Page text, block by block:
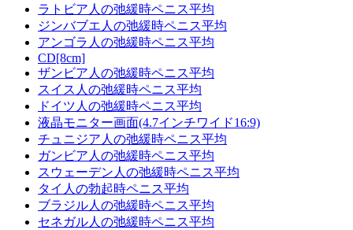
ラトビア人の弛緩時ペニス平均
ジンバブエ人の弛緩時ペニス平均
アンゴラ人の弛緩時ペニス平均
CD[8cm]
ザンビア人の弛緩時ペニス平均
スイス人の弛緩時ペニス平均
ドイツ人の弛緩時ペニス平均
液晶モニター画面(4.7インチワイド16:9)
チュニジア人の弛緩時ペニス平均
ガンビア人の弛緩時ペニス平均
スウェーデン人の弛緩時ペニス平均
タイ人の勃起時ペニス平均
ブラジル人の弛緩時ペニス平均
セネガル人の弛緩時ペニス平均